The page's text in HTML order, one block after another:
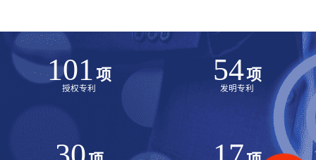
101 项
授权专利
54项
发明专利